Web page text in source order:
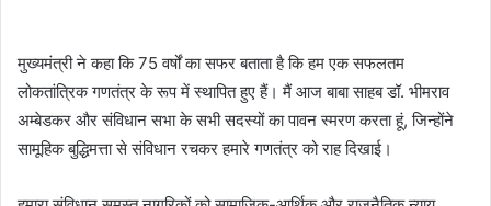
मुख्यमंत्री ने कहा कि 75 वर्षों का सफर बताता है कि हम एक सफलतम
लोकतांत्रिक गणतंत्र के रूप में स्थापित हुए हैं। मैं आज बाबा साहब डॉ. भीमराव
अम्बेडकर और संविधान सभा के सभी सदस्यों का पावन स्मरण करता हूं, जिन्होंने
सामूहिक बुद्धिमत्ता से संविधान रचकर हमारे गणतंत्र को राह दिखाई।